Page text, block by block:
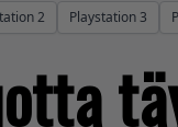
2 Playstation 3